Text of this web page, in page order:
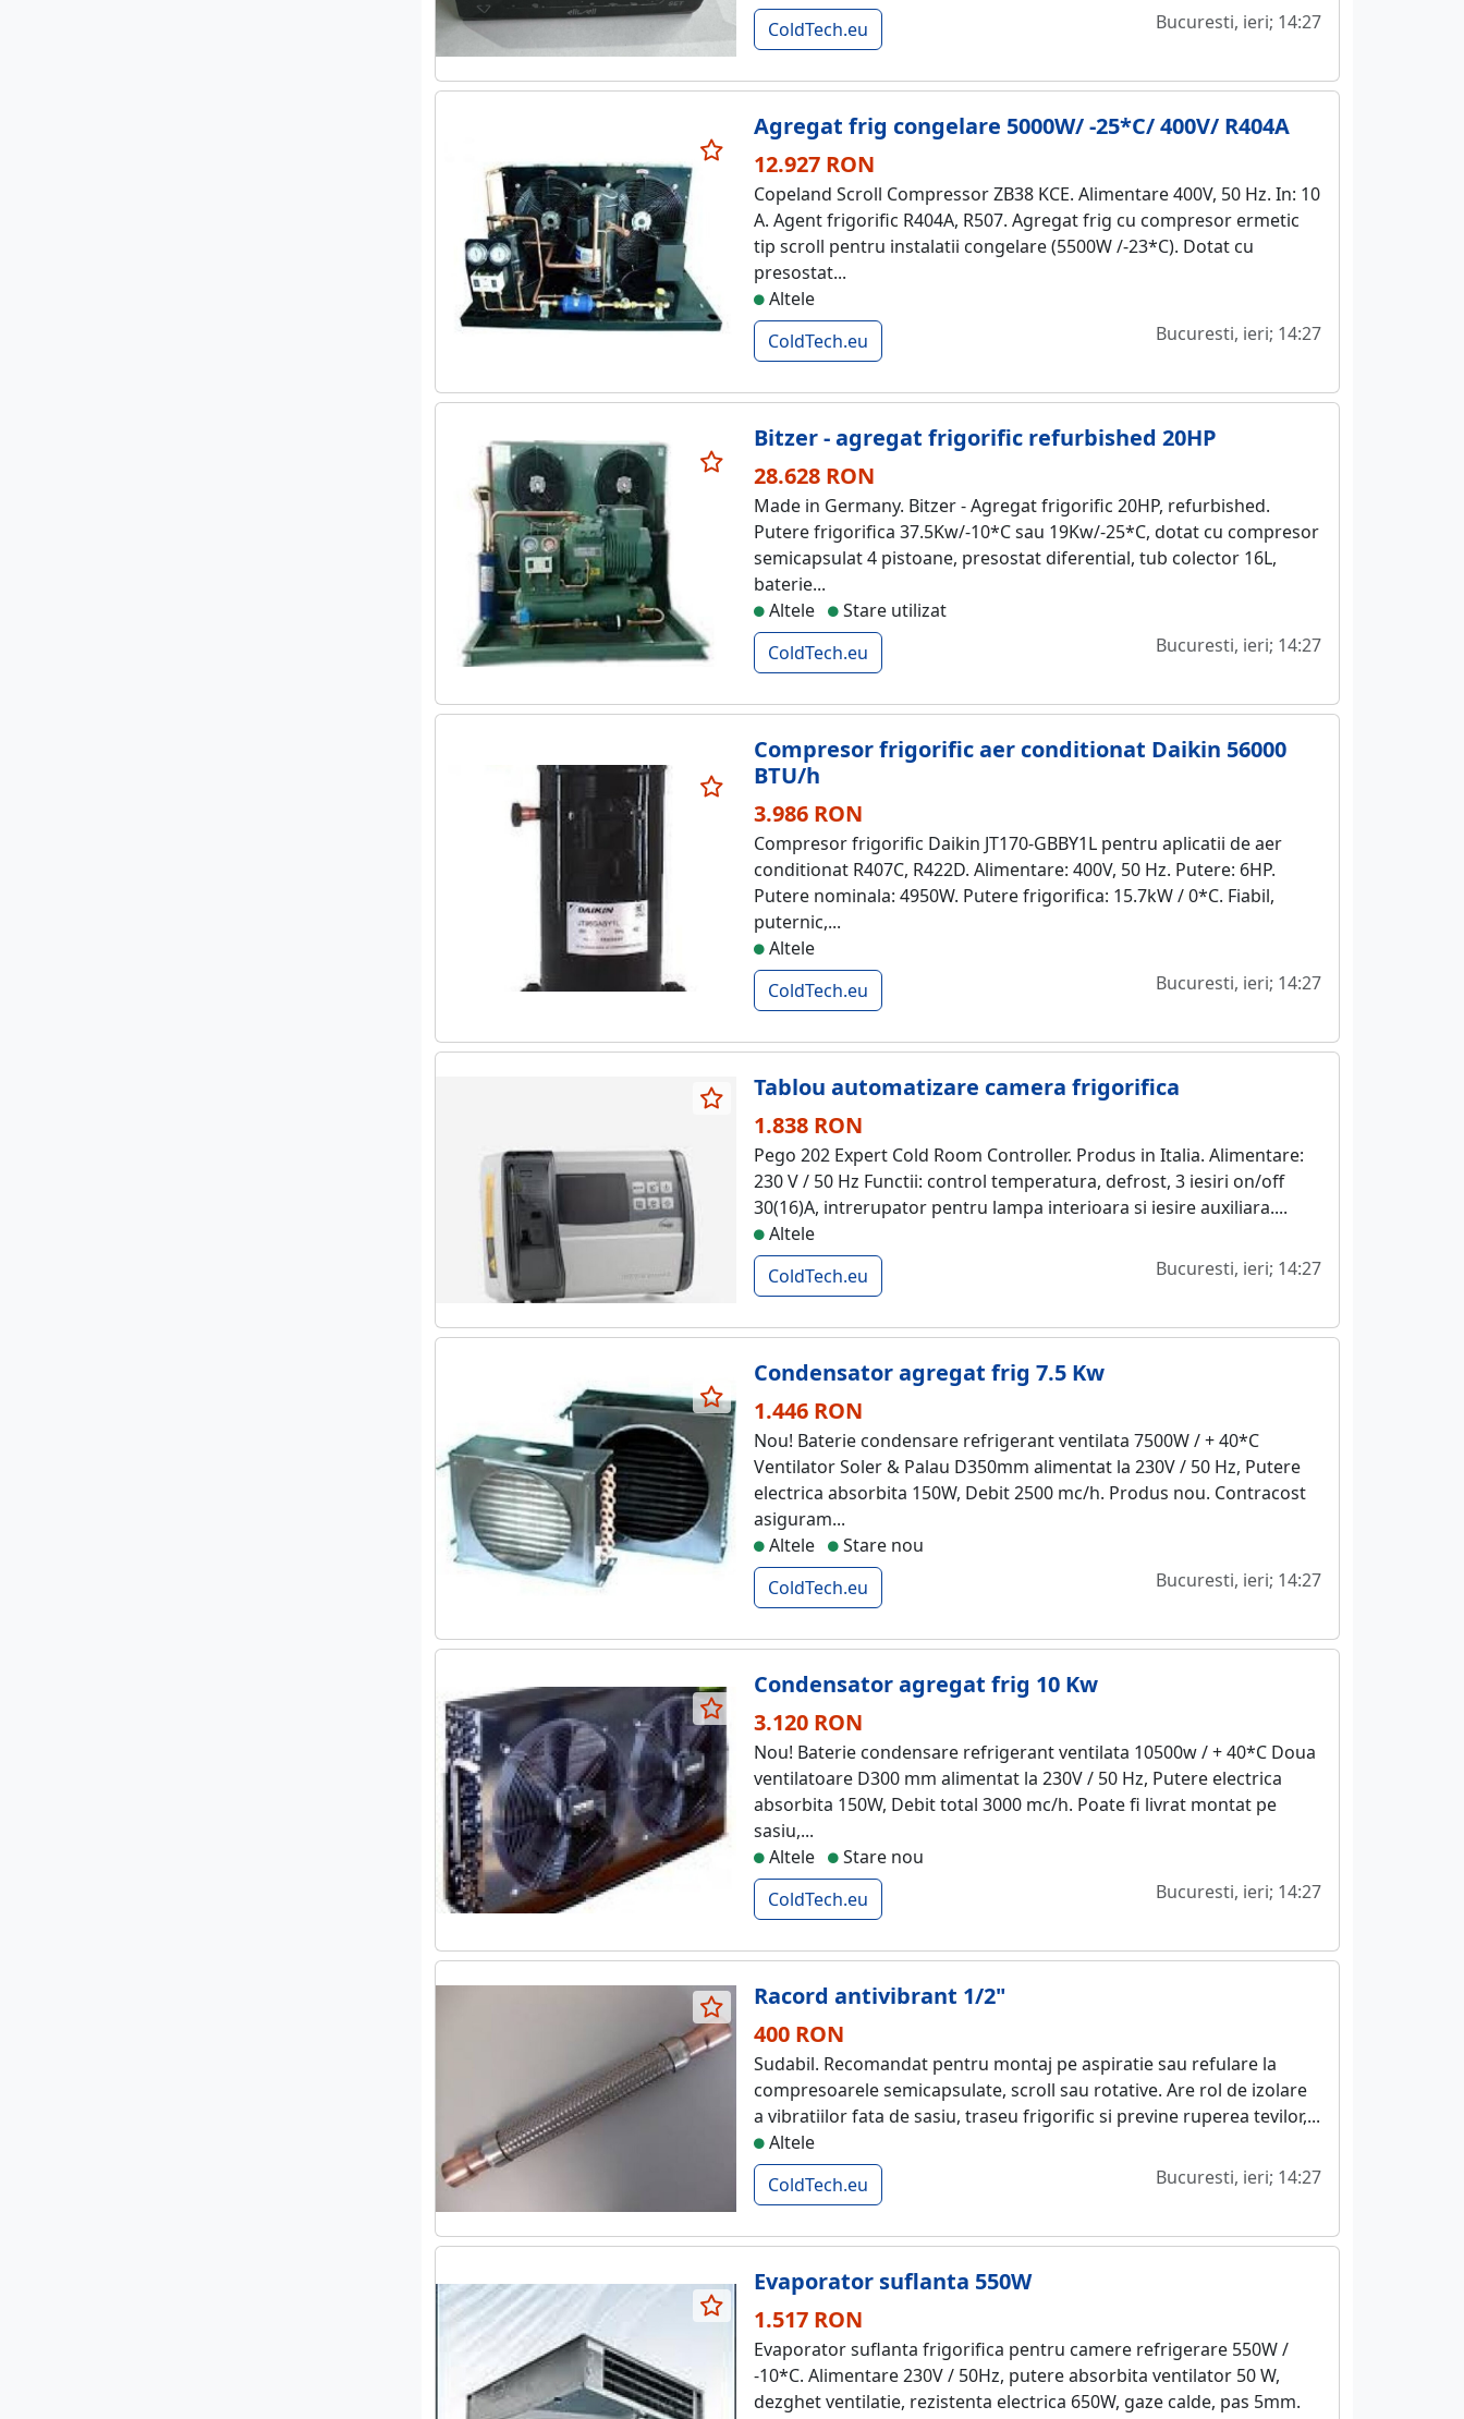
ColdTech.eu
Bucuresti, ieri; 14:27
Agregat frig congelare 5000W/ -25*C/ 400V/ R404A
12.927 RON
Copeland Scroll Compressor ZB38 KCE. Alimentare 400V, 50 Hz. In: 10
A. Agent frigorific R404A, R507. Agregat frig cu compresor ermetic
tip scroll pentru instalatii congelare (5500W /-23*C). Dotat cu
presostat...
Altele
ColdTech.eu
Bucuresti, ieri; 14:27
Bitzer - agregat frigorific refurbished 20HP
28.628 RON
Made in Germany. Bitzer - Agregat frigorific 20HP, refurbished.
Putere frigorifica 37.5Kw/-10*C sau 19Kw/-25*C, dotat cu compresor
semicapsulat 4 pistoane, presostat diferential, tub colector 16L,
baterie...
Altele
Stare utilizat
ColdTech.eu
Bucuresti, ieri; 14:27
Compresor frigorific aer conditionat Daikin 56000
BTU/h
3.986 RON
Compresor frigorific Daikin JT170-GBBY1L pentru aplicatii de aer
conditionat R407C, R422D. Alimentare: 400V, 50 Hz. Putere: 6HP.
Putere nominala: 4950W. Putere frigorifica: 15.7kW / 0*C. Fiabil,
puternic,...
Altele
ColdTech.eu
Bucuresti, ieri; 14:27
Tablou automatizare camera frigorifica
1.838 RON
Pego 202 Expert Cold Room Controller. Produs in Italia. Alimentare:
230 V / 50 Hz Functii: control temperatura, defrost, 3 iesiri on/off
30(16)A, intrerupator pentru lampa interioara si iesire auxiliara....
Altele
ColdTech.eu
Bucuresti, ieri; 14:27
Condensator agregat frig 7.5 Kw
1.446 RON
Nou! Baterie condensare refrigerant ventilata 7500W / + 40*C
Ventilator Soler & Palau D350mm alimentat la 230V / 50 Hz, Putere
electrica absorbita 150W, Debit 2500 mc/h. Produs nou. Contracost
asiguram...
Altele
Stare nou
ColdTech.eu
Bucuresti, ieri; 14:27
Condensator agregat frig 10 Kw
3.120 RON
Nou! Baterie condensare refrigerant ventilata 10500w / + 40*C Doua
ventilatoare D300 mm alimentat la 230V / 50 Hz, Putere electrica
absorbita 150W, Debit total 3000 mc/h. Poate fi livrat montat pe
sasiu,...
Altele
Stare nou
ColdTech.eu
Bucuresti, ieri; 14:27
Racord antivibrant 1/2"
400 RON
Sudabil. Recomandat pentru montaj pe aspiratie sau refulare la
compresoarele semicapsulate, scroll sau rotative. Are rol de izolare
a vibratiilor fata de sasiu, traseu frigorific si previne ruperea tevilor,...
Altele
ColdTech.eu
Bucuresti, ieri; 14:27
Evaporator suflanta 550W
1.517 RON
Evaporator suflanta frigorifica pentru camere refrigerare 550W /
-10*C. Alimentare 230V / 50Hz, putere absorbita ventilator 50 W,
dezghet ventilatie, rezistenta electrica 650W, gaze calde, pas 5mm.